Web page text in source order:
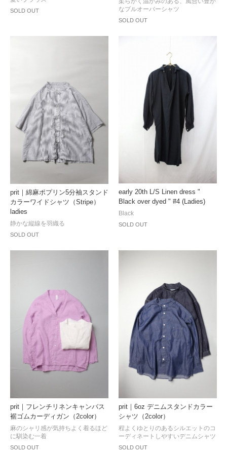
SOLD OUT
SOLD OUT
なプルオーバーシャツ
prit｜綿麻ポプリン5分袖スタンド
カラーワイドシャツ（Stripe）
ladies
SOLD OUT
静かな縦線を羽織る
early 20th L/S Linen dress "
Black over dyed " #4 (Ladies)
SOLD OUT
Black
prit｜フレンチリネンキャンバス
裾ゴムカーディガン（2color）
SOLD OUT
麻のシャリ感が気持ちよく着るほど
に馴染む一着
prit｜6oz デニムスタンドカラー
シャツ（2color）
SOLD OUT
程よくゆとりのあるシルエットのコ
ーディネートしやすいデニムシャツ